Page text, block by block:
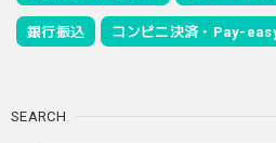
銀行振込 コンビニ決済・Pay-
SEARCH